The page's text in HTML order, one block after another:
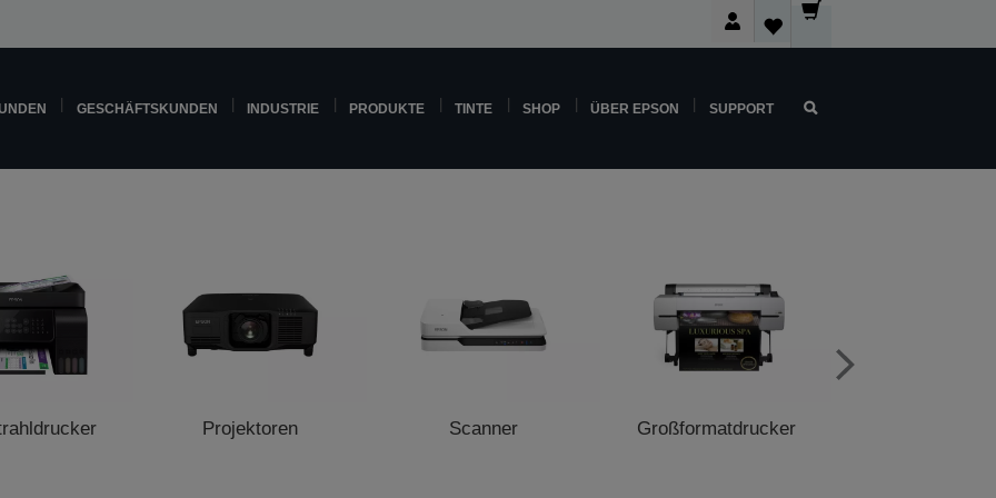
GESCHÄFTSKUNDEN INDUSTRIE PRODUKTE TINTE SHOP ÜBER EPSON SUPPORT
Projektoren Scanner Großformatdrucker